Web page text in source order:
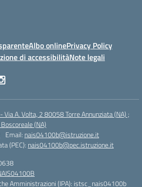
Albo onlinePrivacy Policy
di accessibilitàNote legali
Via A. Volta, 2 80058 Torre Annunziata (NA) ;
(NA)
Email: nais04100b@istruzione.it
(PEC): nais04100b@pec.istruzione.it
Amministrazioni (IPA): istsc_nais04100b